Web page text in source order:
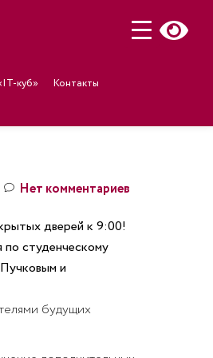
куб»
Контакты
Нет комментариев
дверей к 9:00!
студенческому
и
будущих